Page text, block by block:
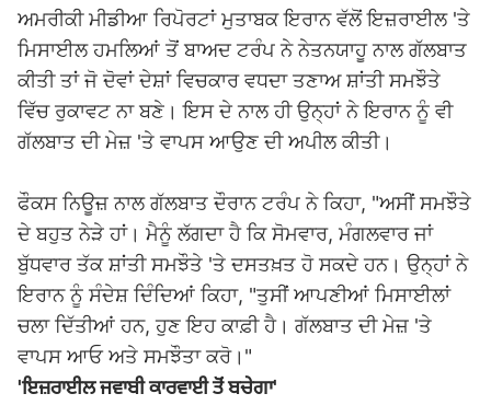
ਅਮਰੀਕੀ ਮੀਡੀਆ ਰਿਪੋਰਟਾਂ ਮੁਤਾਬਕ ਇਰਾਨ ਵੱਲੋਂ ਇਜ਼ਰਾਈਲ 'ਤੇ
ਮਿਸਾਈਲ ਹਮਲਿਆਂ ਤੋਂ ਬਾਅਦ ਟਰੰਪ ਨੇ ਨੇਤਨਯਾਹੂ ਨਾਲ ਗੱਲਬਾਤ
ਕੀਤੀ ਤਾਂ ਜੋ ਦੋਵਾਂ ਦੇਸ਼ਾਂ ਵਿਚਕਾਰ ਵਧਦਾ ਤਣਾਅ ਸ਼ਾਂਤੀ ਸਮਝੌਤੇ
ਵਿੱਚ ਰੁਕਾਵਟ ਨਾ ਬਣੇ। ਇਸ ਦੇ ਨਾਲ ਹੀ ਉਨ੍ਹਾਂ ਨੇ ਇਰਾਨ ਨੂੰ ਵੀ
ਗੱਲਬਾਤ ਦੀ ਮੇਜ਼ 'ਤੇ ਵਾਪਸ ਆਉਣ ਦੀ ਅਪੀਲ ਕੀਤੀ।
ਫੌਕਸ ਨਿਊਜ਼ ਨਾਲ ਗੱਲਬਾਤ ਦੌਰਾਨ ਟਰੰਪ ਨੇ ਕਿਹਾ, "ਅਸੀਂ ਸਮਝੌਤੇ
ਦੇ ਬਹੁਤ ਨੇੜੇ ਹਾਂ। ਮੈਨੂੰ ਲੱਗਦਾ ਹੈ ਕਿ ਸੋਮਵਾਰ, ਮੰਗਲਵਾਰ ਜਾਂ
ਬੁੱਧਵਾਰ ਤੱਕ ਸ਼ਾਂਤੀ ਸਮਝੌਤੇ 'ਤੇ ਦਸਤਖ਼ਤ ਹੋ ਸਕਦੇ ਹਨ। ਉਨ੍ਹਾਂ ਨੇ
ਇਰਾਨ ਨੂੰ ਸੰਦੇਸ਼ ਦਿੰਦਿਆਂ ਕਿਹਾ, "ਤੁਸੀਂ ਆਪਣੀਆਂ ਮਿਸਾਈਲਾਂ
ਚਲਾ ਦਿੱਤੀਆਂ ਹਨ, ਹੁਣ ਇਹ ਕਾਫ਼ੀ ਹੈ। ਗੱਲਬਾਤ ਦੀ ਮੇਜ਼ 'ਤੇ
ਵਾਪਸ ਆਓ ਅਤੇ ਸਮਝੌਤਾ ਕਰੋ।"
'ਇਜ਼ਰਾਈਲ ਜਵਾਬੀ ਕਾਰਵਾਈ ਤੋਂ ਬਚੇਗਾ'